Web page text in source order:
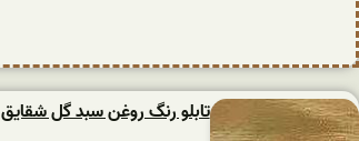
تابلو رنگ روغن سبد گل شقایق